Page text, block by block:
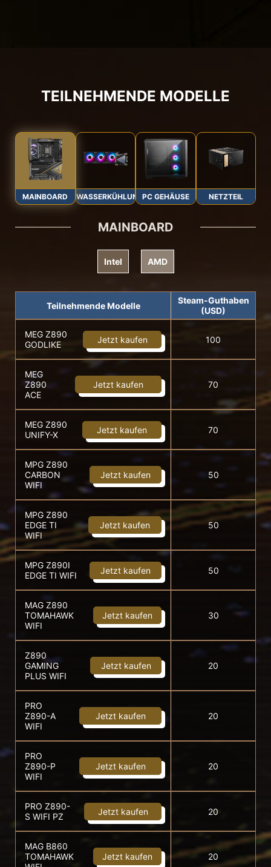
TEILNEHMENDE MODELLE
MAINBOARD WASSERKÜHLUNGPC GEHÄUSE NETZTEIL
MAINBOARD
Intel AMD
Teilnehmende Modelle
Steam-Guthaben
(USD)
MEG Z890
GODLIKE
Jetzt kaufen 100
MEG
Z890
ACE
Jetzt kaufen 70
MEG Z890
UNIFY-X
Jetzt kaufen 70
MPG Z890
CARBON
WIFI
Jetzt kaufen 50
MPG Z890
EDGE TI
WIFI
Jetzt kaufen 50
MPG Z890I
EDGE TI WIFI
Jetzt kaufen 50
MAG Z890
TOMAHAWK
WIFI
Jetzt kaufen 30
Z890
GAMING
PLUS WIFI
Jetzt kaufen 20
PRO
Z890-A
WIFI
Jetzt kaufen 20
PRO
Z890-P
WIFI
Jetzt kaufen 20
PRO Z890-
S WIFI PZ
Jetzt kaufen 20
MAG B860
TOMAHAWK
Jetzt kaufen 20